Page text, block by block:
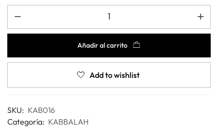
Añadir al carrito
Add to wishlist
SKU: KAB016
Categoría: KABBALAH